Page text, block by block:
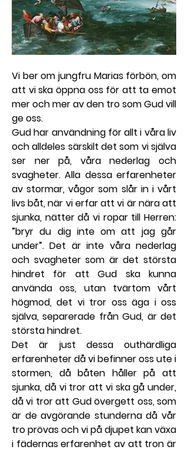
Vi ber om jungfru Marias förbön, om
att vi ska öppna oss för att ta emot
mer och mer av den tro som Gud vill
ge oss.
Gud har användning för allt i våra liv
och alldeles särskilt det som vi själva
ser ner på, våra nederlag och
svagheter. Alla dessa erfarenheter
av stormar, vågor som slår in i vårt
livs båt, när vi erfar att vi är nära att
sjunka, nätter då vi ropar till Herren:
”bryr du dig inte om att jag går
under”. Det är inte våra nederlag
och svagheter som är det största
hindret för att Gud ska kunna
använda oss, utan tvärtom vårt
högmod, det vi tror oss äga i oss
själva, separerade från Gud, är det
största hindret.
Det är just dessa outhärdliga
erfarenheter då vi befinner oss ute i
stormen, då båten håller på att
sjunka, då vi tror att vi ska gå under,
då vi tror att Gud övergett oss, som
är de avgörande stunderna då vår
tro prövas och vi på djupet kan växa
i fädernas erfarenhet av att tron är